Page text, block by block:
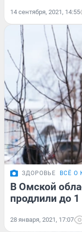
14 сентября, 2021, 14:55
ЗДОРОВЬЕ ВСЁ О
В Омской
продлили до
28 января, 2021, 17:07